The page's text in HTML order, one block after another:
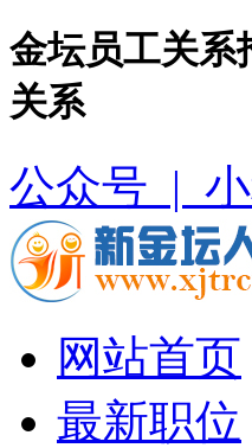
金坛员工关系
关系
公众号 |
网站首页
最新职位